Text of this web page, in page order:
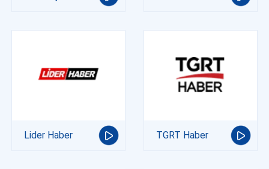
Lider Haber TGRT Haber